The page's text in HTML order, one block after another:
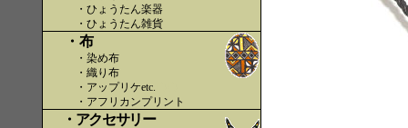
・ひょうたん楽器
・ひょうたん雑貨
・布
・染め布
・織り布
・アップリケetc.
・アフリカンプリント
・アクセサリー